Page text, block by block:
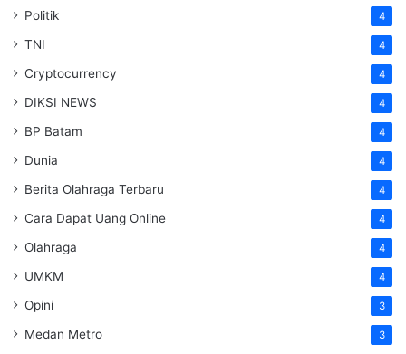
Politik 4
TNI 4
Cryptocurrency 4
DIKSI NEWS 4
BP Batam 4
Dunia 4
Berita Olahraga Terbaru 4
Cara Dapat Uang Online 4
Olahraga 4
UMKM 4
Opini 3
Medan Metro 3